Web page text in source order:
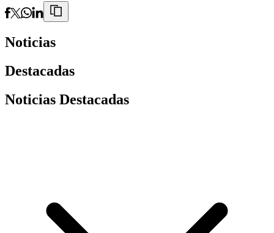
Noticias
Destacadas
Noticias Destacadas